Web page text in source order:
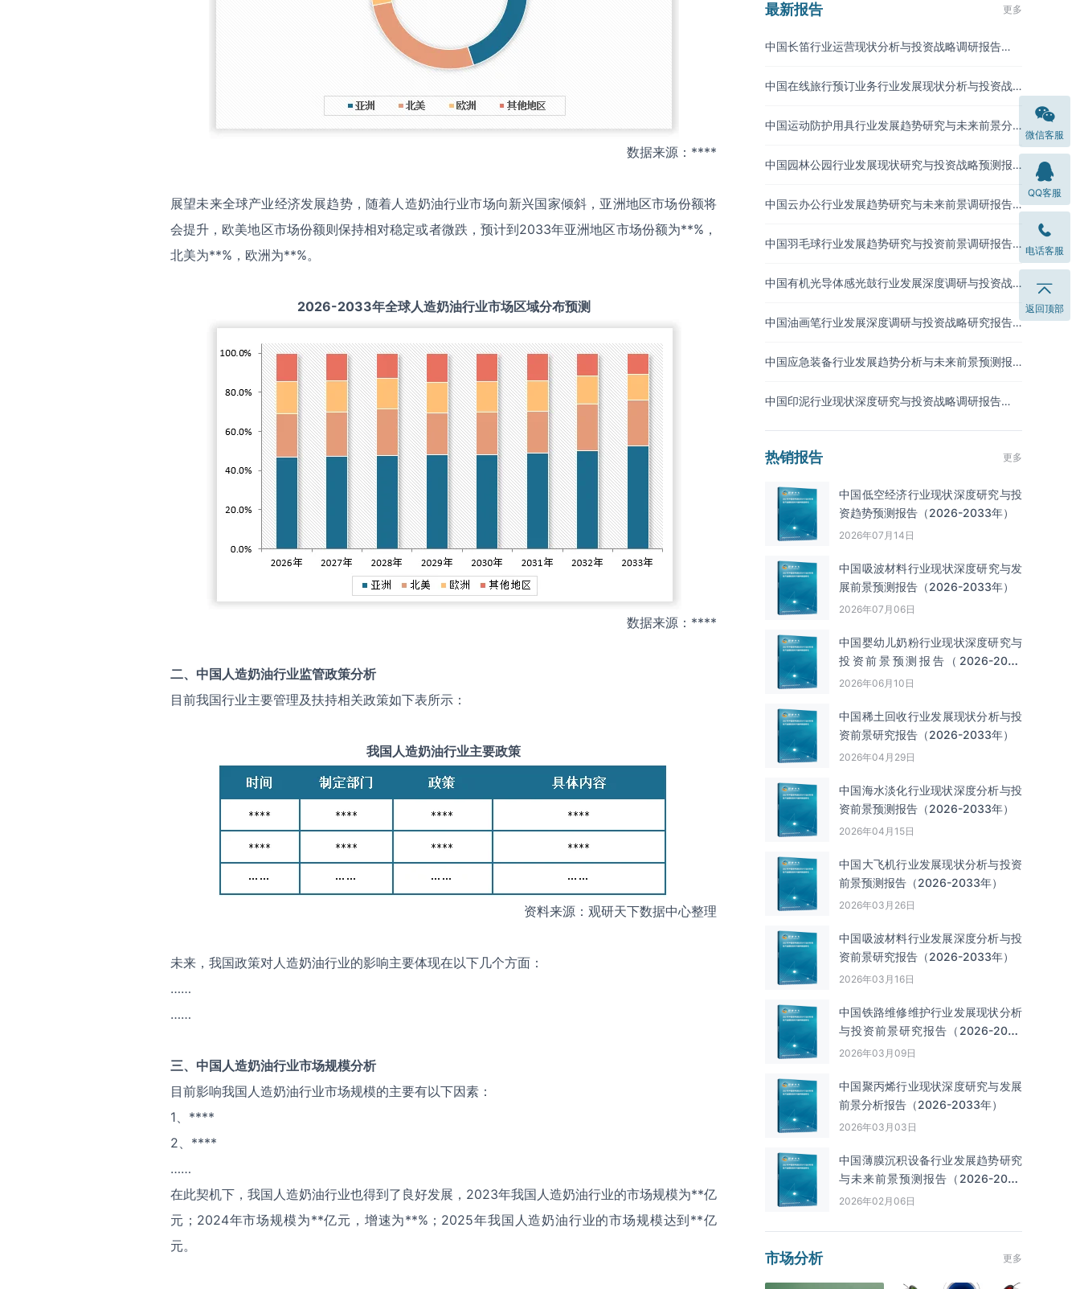
数据来源：****
展望未来全球产业经济发展趋势，随着人造奶油行业市场向新兴国家倾斜，亚洲地区市场份额将
会提升，欧美地区市场份额则保持相对稳定或者微跌，预计到2033年亚洲地区市场份额为**%，
北美为**%，欧洲为**%。
2026-2033年全球人造奶油行业市场区域分布预测
数据来源：****
二、中国 人造奶油行业监管政策分析
目前我国行业主要管理及扶持相关政策如下表所示：
我国 人造奶油行业主要政策
资料来源：观研天下数据中心整理
未来，我国政策对人造奶油行业的影响主要体现在以下几个方面：
……
……
三、中国 人造奶油行业市场规模分析
目前影响我国人造奶油行业市场规模的主要有以下因素：
1、****
2、****
……
在此契机下，我国人造奶油行业也得到了良好发展，2023年我国人造奶油行业的市场规模为**亿
元；2024年市场规模为**亿元，增速为**%；2025年我国人造奶油行业的市场规模达到**亿
元。
最新报告 更多
中国长笛行业运营现状分析与投资战略调研报告
中国在线旅行预订业务行业发展现状分析与投资战
中国运动防护用具行业发展趋势研究与未来前景分
中国园林公园行业发展现状研究与投资战略预测报
中国云办公行业发展趋势研究与未来前景调研报告
中国羽毛球行业发展趋势研究与投资前景调研报告
中国有机光导体感光鼓行业发展深度调研与投资战
中国油画笔行业发展深度调研与投资战略研究报告
中国应急装备行业发展趋势分析与未来前景预测报
中国印泥行业现状深度研究与投资战略调研报告
热销报告 更多
中国低空经济行业现状深度研究与投
资趋势预测报告（2026-2033年）
2026年07月14日
中国吸波材料‌‌‌行业现状深度研究与发
展前景预测报告（2026-2033年）
2026年07月06日
中国婴幼儿奶粉行业现状深度研究与
投资前景预测报告（2026-2033
年）
2026年06月10日
中国‌‌稀土回收‌‌行业发展现状分析与投
资前景研究报告（2026-2033年）
2026年04月29日
中国海水淡化行业现状深度分析与投
资前景预测报告（2026-2033年）
2026年04月15日
中国大飞机行业发展现状分析与投资
前景预测报告（2026-2033年）
2026年03月26日
中国吸波材料行业发展深度分析与投
资前景研究报告（2026-2033年）
2026年03月16日
中国铁路维修维护行业发展现状分析
与投资前景研究报告（2026-2033
年）
2026年03月09日
中国聚丙烯行业现状深度研究与发展
前景分析报告（2026-2033年）
2026年03月03日
中国薄膜沉积设备行业发展趋势研究
与未来前景预测报告（2026-2033
年）
2026年02月06日
市场分析 更多
微信客服
QQ客服
电话客服
返回顶部